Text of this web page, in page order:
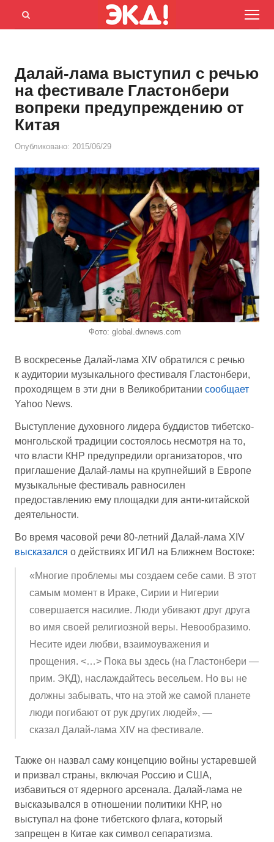
Menu
Открыть
Далай-лама выступил с речью
на фестивале Гластонбери
вопреки предупреждению от
Китая
Опубликовано: 2015/06/29
Фото: global.dwnews.com
В воскресенье Далай-лама XIV обратился с речью
к аудитории музыкального фестиваля Гластонбери,
проходящем в эти дни в Великобритании сообщает
Yahoo News.
Выступление духовного лидера буддистов тибетско-
монгольской традиции состоялось несмотря на то,
что власти КНР предупредили организаторов, что
приглашение Далай-ламы на крупнейший в Европе
музыкальные фестиваль равносилен
предоставлению ему площадки для анти-китайской
деятельности.
Во время часовой речи 80-летний Далай-лама XIV
высказался о действиях ИГИЛ на Ближнем Востоке:
«Многие проблемы мы создаем себе сами. В этот
самым момент в Ираке, Сирии и Нигерии
совершается насилие. Люди убивают друг друга
во имя своей религиозной веры. Невообразимо.
Несите идеи любви, взаимоуважения и
прощения. <…> Пока вы здесь (на Гластонбери —
прим. ЭКД), наслаждайтесь весельем. Но вы не
должны забывать, что на этой же самой планете
люди погибают от рук других людей», —
сказал Далай-лама XIV на фестивале.
Также он назвал саму концепцию войны устаревшей
и призвал страны, включая Россию и США,
избавиться от ядерного арсенала. Далай-лама не
высказывался в отношении политики КНР, но
выступал на фоне тибетского флага, который
запрещен в Китае как символ сепаратизма.